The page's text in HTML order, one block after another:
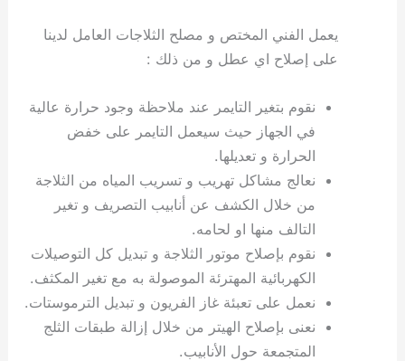
يعمل الفني المختص و مصلح الثلاجات العامل لدينا
على إصلاح اي عطل و من ذلك :
نقوم بتغير التايمر عند ملاحظة وجود حرارة عالية
في الجهاز حيث سيعمل التايمر على خفض
الحرارة و تعديلها.
نعالج مشاكل تهريب و تسريب المياه من الثلاجة
من خلال الكشف عن أنابيب التصريف و تغير
التالف منها او لحامه.
نقوم بإصلاح موتور الثلاجة و تبديل كل التوصيلات
الكهربائية المهترئة الموصولة به مع تغير المكثف.
نعمل على تعبئة غاز الفريون و تبديل الترموستات.
نعنى بإصلاح الهيتر من خلال إزالة طبقات الثلج
المتجمعة حول الأنابيب.